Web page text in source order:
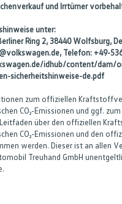
und Irrtümer
unter:
Ring 2, 38440 Wolfsburg,
Telefon: +49-
idhub/content/dam/
sicherheitshinweise-de.pdf
zum offiziellen
CO₂-Emissionen und ggf.
über den offiziellen
CO₂-Emissionen und den
werden. Dieser ist an allen
Treuhand GmbH